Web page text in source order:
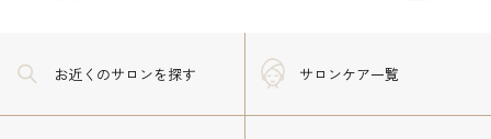
お近くのサロンを探す サロンケア一覧